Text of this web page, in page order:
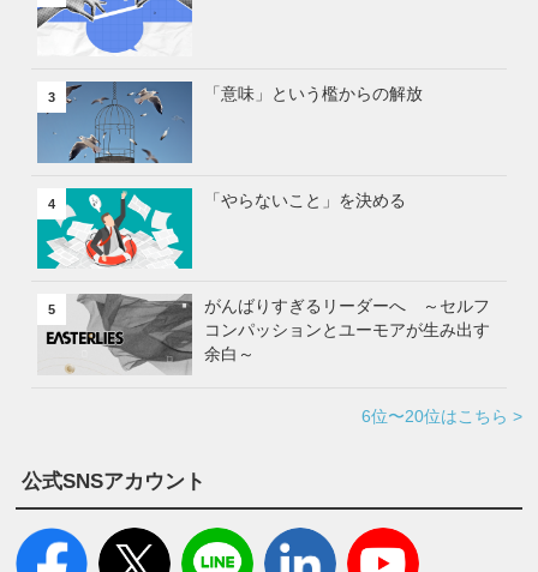
3 「意味」という檻からの解放
4 「やらないこと」を決める
5
がんばりすぎるリーダーへ ～セルフ
コンパッションとユーモアが生み出す
余白～
6位〜20位はこちら >
公式SNSアカウント